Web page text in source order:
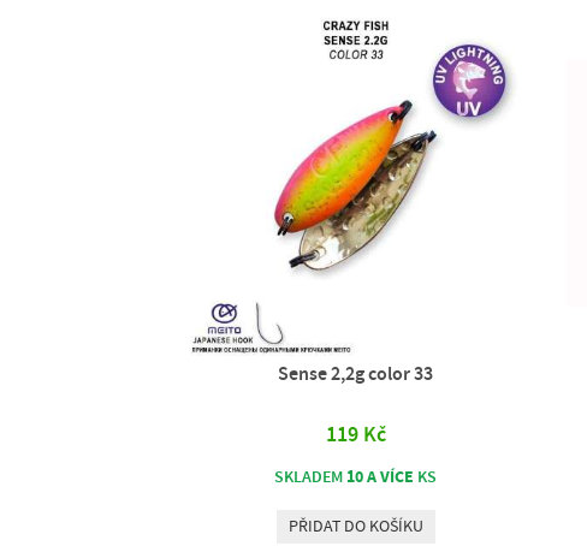
Sense 2,2g color 33
119 Kč
SKLADEM 10 A VÍCE KS
PŘIDAT DO KOŠÍKU